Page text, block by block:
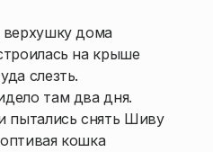
верхушку дома
на крыше
слезть.
там два дня.
пытались снять Шиву
кошка